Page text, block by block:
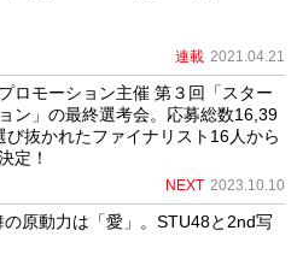
連載 2021.04.21
ロモーション主催 第３回「スター
ン」の最終選考会。応募総数16,39
び抜かれたファイナリスト16人から
定！
NEXT 2023.10.10
原動力は「愛」。STU48と2nd写